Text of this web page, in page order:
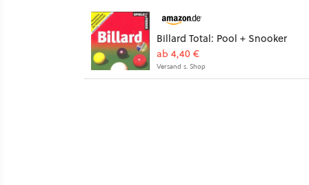
Billard Total: Pool + Snooker
ab 4,40 €
Versand s. Shop